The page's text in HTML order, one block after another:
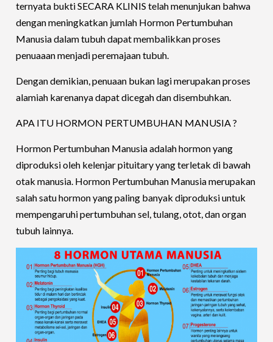
ternyata bukti SECARA KLINIS telah menunjukan bahwa
dengan meningkatkan jumlah Hormon Pertumbuhan
Manusia dalam tubuh dapat membalikkan proses
penuaaan menjadi peremajaan tubuh.
Dengan demikian, penuaan bukan lagi merupakan proses
alamiah karenanya dapat dicegah dan disembuhkan.
APA ITU HORMON PERTUMBUHAN MANUSIA ?
Hormon Pertumbuhan Manusia adalah hormon yang
diproduksi oleh kelenjar pituitary yang terletak di bawah
otak manusia. Hormon Pertumbuhan Manusia merupakan
salah satu hormon yang paling banyak diproduksi untuk
mempengaruhi pertumbuhan sel, tulang, otot, dan organ
tubuh lainnya.